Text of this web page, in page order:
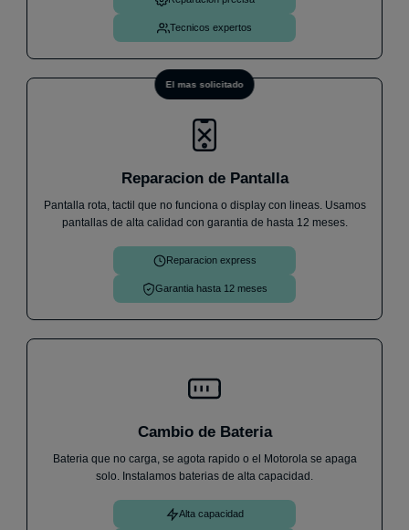
funciona perfectamente. Sin dudas cuando me pase
algo, volveré.
Tecnicos expertos
El mas solicitado
Reparacion de Pantalla
Pantalla rota, tactil que no funciona o display con lineas. Usamos
pantallas de alta calidad con garantia de hasta 12 meses.
Reparacion express
Garantia hasta 12 meses
Cambio de Bateria
Bateria que no carga, se agota rapido o el Motorola se apaga
solo. Instalamos baterias de alta capacidad.
Alta capacidad